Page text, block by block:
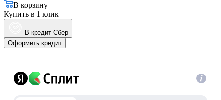
В корзину
Купить в 1 клик
В кредит Сбер
Оформить кредит